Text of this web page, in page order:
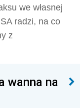
we własnej
radzi, na co
z
wanna na